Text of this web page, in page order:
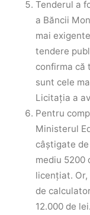
Tenderul a
a Băncii
mai
tendere
confirma că
sunt cele
Licitația a
Pentru
Ministerul
câștigate
mediu 5200
licențiat. Or,
de
12.000 de lei.